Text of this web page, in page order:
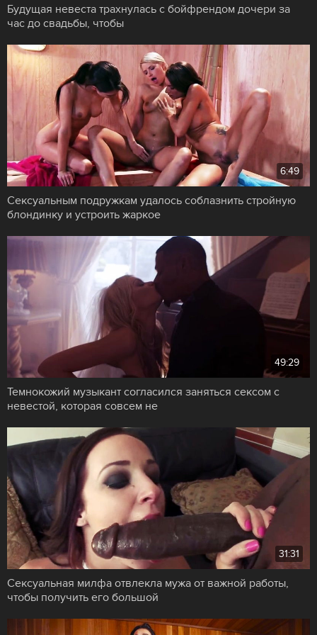
Будущая невеста трахнулась с бойфрендом дочери за
час до свадьбы, чтобы
6:49
Сексуальным подружкам удалось соблазнить стройную
блондинку и устроить жаркое
49:29
Темнокожий музыкант согласился заняться сексом с
невестой, которая совсем не
31:31
Сексуальная милфа отвлекла мужа от важной работы,
чтобы получить его большой